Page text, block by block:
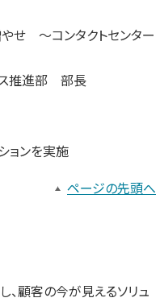
せ ～コンタクトセンター
ス推進部 部長
ンを実施
ページの先頭へ
、顧客の今が見えるソリュ